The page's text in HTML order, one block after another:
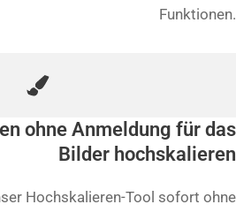
Funktionen.
ohne Anmeldung für das
Bilder hochskalieren
Hochskalieren-Tool sofort ohne